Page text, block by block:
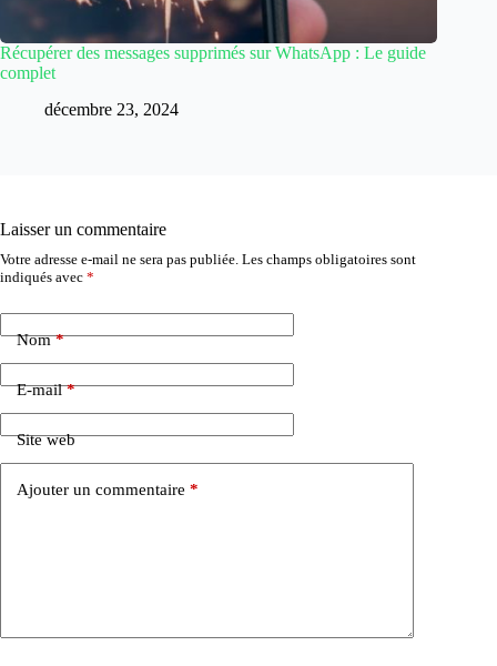
Récupérer des messages supprimés sur WhatsApp : Le guide
complet
décembre 23, 2024
Laisser un commentaire
Votre adresse e-mail ne sera pas publiée. Les champs obligatoires sont
indiqués avec *
Nom*
E-mail*
Site web
Ajouter un commentaire *